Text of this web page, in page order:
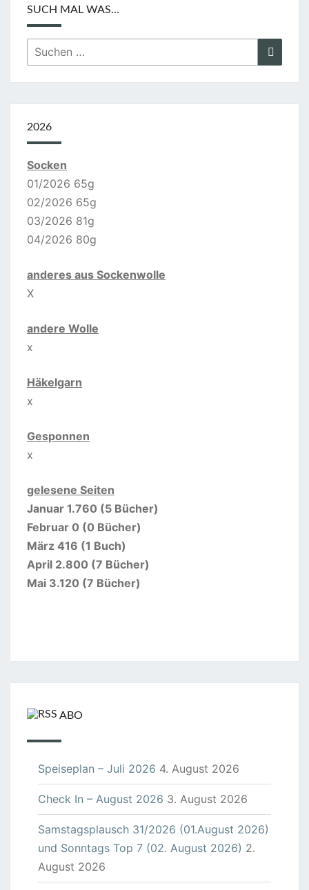
SUCH MAL WAS…
Suchen
nach:
2026
Socken
01/2026 65g
02/2026 65g
03/2026 81g
04/2026 80g
anderes aus Sockenwolle
X
andere Wolle
x
Häkelgarn
x
Gesponnen
x
gelesene Seiten
Januar 1.760 (5 Bücher)
Februar 0 (0 Bücher)
März 416 (1 Buch)
April 2.800 (7 Bücher)
Mai 3.120 (7 Bücher)
ABO
Speiseplan – Juli 2026 4. August 2026
Check In – August 2026 3. August 2026
Samstagsplausch 31/2026 (01.August 2026)
und Sonntags Top 7 (02. August 2026) 2.
August 2026